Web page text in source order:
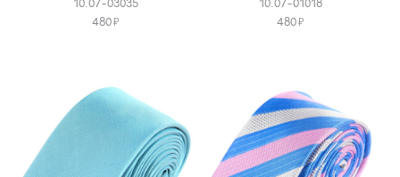
10.07-03035
480Я
10.07-01018
480Я